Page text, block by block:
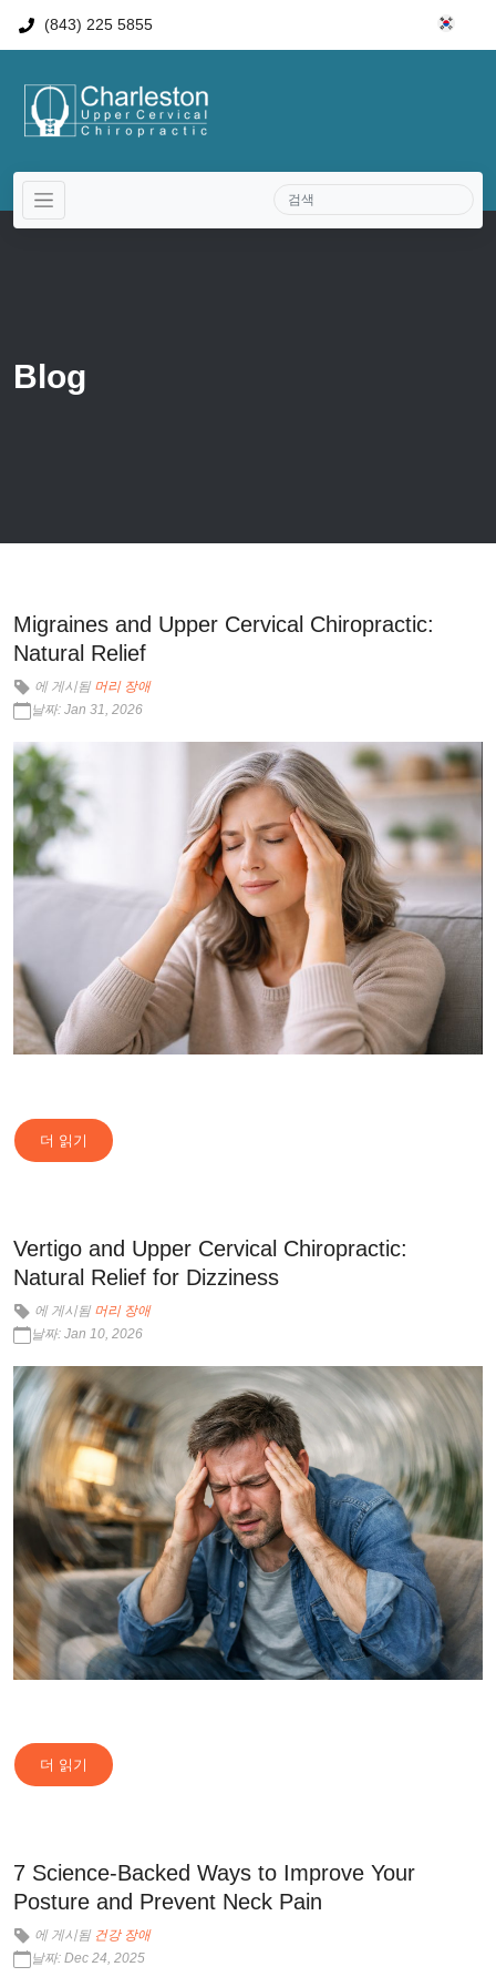
(843) 225 5855
Blog
Migraines and Upper Cervical Chiropractic:
Natural Relief
에 게시됨 머리 장애
날짜: Jan 31, 2026
더 읽기
Vertigo and Upper Cervical Chiropractic:
Natural Relief for Dizziness
에 게시됨 머리 장애
날짜: Jan 10, 2026
더 읽기
7 Science-Backed Ways to Improve Your
Posture and Prevent Neck Pain
에 게시됨 건강 장애
날짜: Dec 24, 2025